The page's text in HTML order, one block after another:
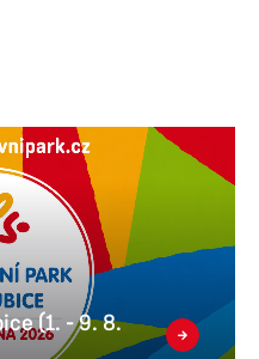
(1. - 9. 8.